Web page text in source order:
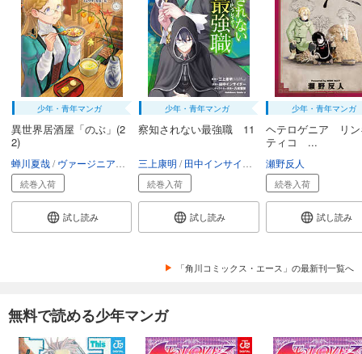
少年・青年マンガ
異世界居酒屋「のぶ」(2
2)
蝉川夏哉 ヴァージニア二等兵 転
続巻入荷
試し読み
少年・青年マンガ
察知されない最強職 11
三上康明 田中インサイダー 八城惺架
続巻入荷
試し読み
少年・青年マンガ
ヘテロゲニア リン
ティコ ...
瀬野反人
続巻入荷
試し読み
「角川コミックス・エース」の最新刊一覧へ
無料で読める少年マンガ